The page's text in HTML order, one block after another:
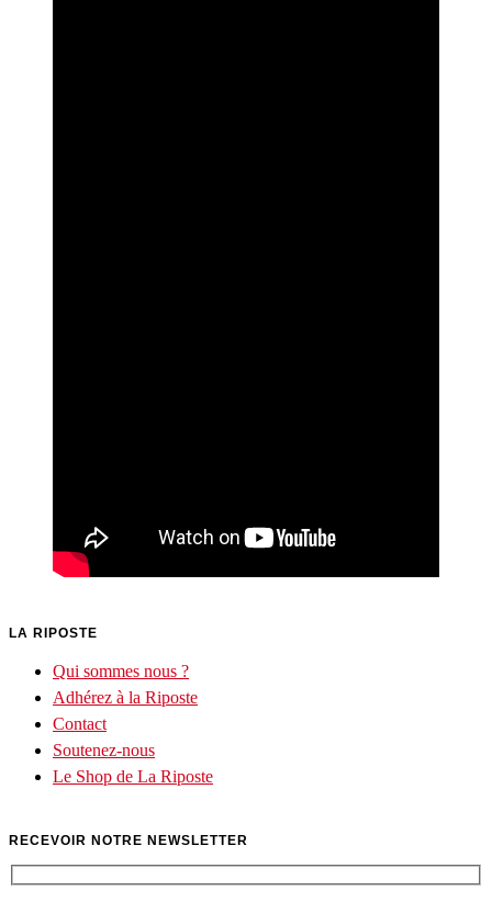
LA RIPOSTE
Qui sommes nous ?
Adhérez à la Riposte
Contact
Soutenez-nous
Le Shop de La Riposte
RECEVOIR NOTRE NEWSLETTER